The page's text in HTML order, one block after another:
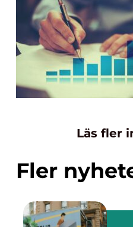
Läs fler
Fler